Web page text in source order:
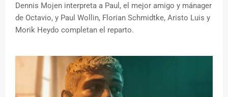
Dennis Mojen interpreta a Paul, el mejor amigo y mánager
de Octavio, y Paul Wollin, Florian Schmidtke, Aristo Luis y
Morik Heydo completan el reparto.